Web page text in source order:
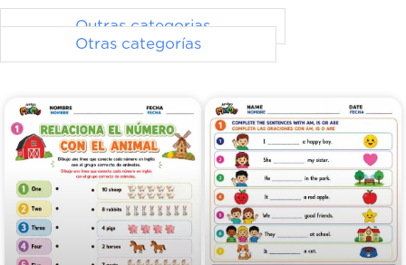
Outras categorias
Otras categorías